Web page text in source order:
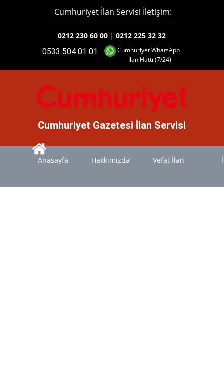
Cumhuriyet WhatsApp
İlan Hattı (7/24)
0533 504 01 01
Cumhuriyet İlan Servisi İletişim:
0212 230 60 00 | 0212 225 32 32
Cumhuriyet Gazetesi İlan Servisi
Anasayfa Hakkımızda Vefat İlan